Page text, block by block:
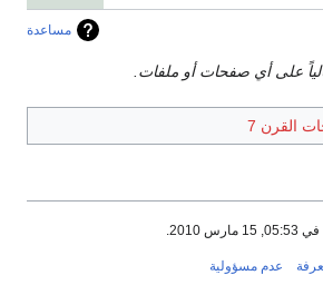
مساعدة
على أي صفحات أو ملفات.
القرن 7
2010.
عدم مسؤولية